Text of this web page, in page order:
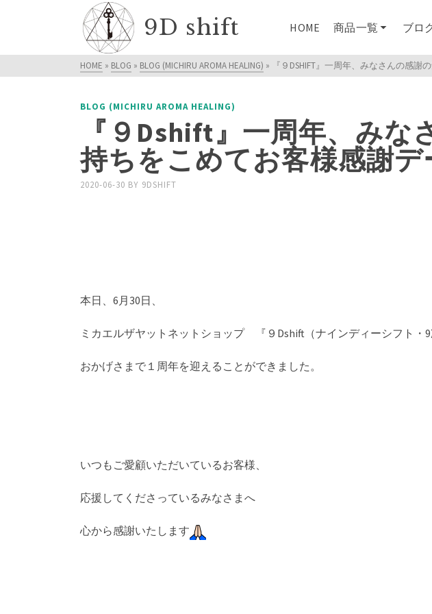
9D shift HOME 商品一覧 ブロ
HOME » BLOG » BLOG (MICHIRU AROMA HEALING) » 『９DSHIFT』一周年、みなさんの感
BLOG (MICHIRU AROMA HEALING)
『９Dshift』一周年、みな
持ちをこめてお客様感謝デ
2020-06-30 BY 9DSHIFT
本日、6月30日、
ミカエルザヤットネットショップ 『９Dshift（ナインディーシフト・
おかげさまで１周年を迎えることができました。
いつもご愛顧いただいているお客様、
応援してくださっているみなさまへ
心から感謝いたします